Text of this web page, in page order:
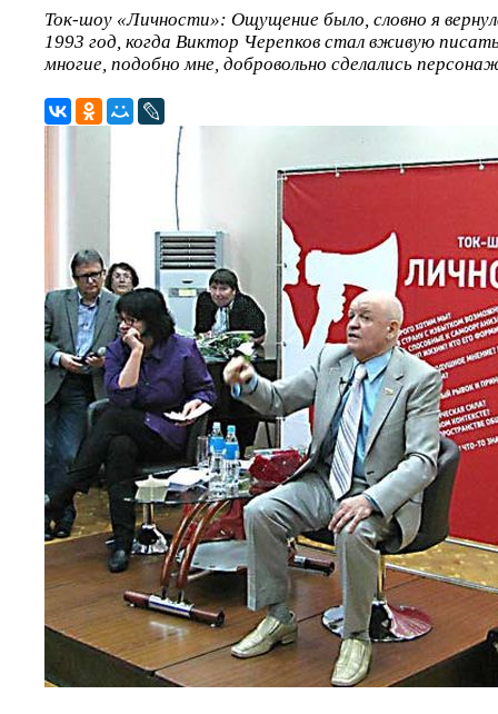
Ток-шоу «Личности»: Ощущение было, словно я
1993 год, когда Виктор Черепков стал вживую
многие, подобно мне, добровольно сделались